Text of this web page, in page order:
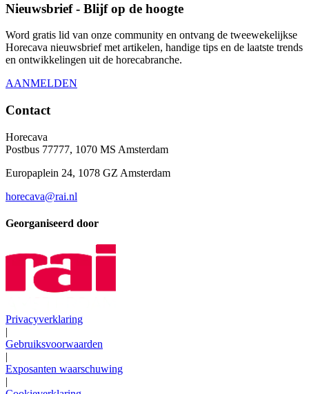
Nieuwsbrief - Blijf op de hoogte
Word gratis lid van onze community en ontvang de tweewekelijkse
Horecava nieuwsbrief met artikelen, handige tips en de laatste trends
en ontwikkelingen uit de horecabranche.
AANMELDEN
Contact
Horecava
Postbus 77777, 1070 MS Amsterdam
Europaplein 24, 1078 GZ Amsterdam
horecava@rai.nl
Georganiseerd door
Privacyverklaring
|
Gebruiksvoorwaarden
|
Exposanten waarschuwing
|